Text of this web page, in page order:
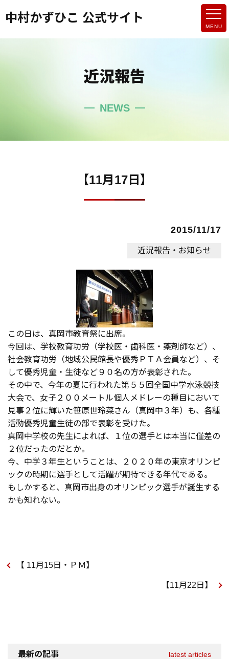
中村かずひこ 公式サイト
近況報告
NEWS
【11月17日】
2015/11/17
近況報告・お知らせ
この日は、真岡市教育祭に出席。
今回は、学校教育功労（学校医・歯科医・薬剤師など）、
社会教育功労（地域公民館長や優秀ＰＴＡ会員など）、そ
して優秀児童・生徒など９０名の方が表彰された。
その中で、今年の夏に行われた第５５回全国中学水泳競技
大会で、女子２００メートル個人メドレーの種目において
見事２位に輝いた笹原世玲菜さん（真岡中３年）も、各種
活動優秀児童生徒の部で表彰を受けた。
真岡中学校の先生によれば、１位の選手とは本当に僅差の
２位だったのだとか。
今、中学３年生ということは、２０２０年の東京オリンピ
ックの時期に選手として活躍が期待できる年代である。
もしかすると、真岡市出身のオリンピック選手が誕生する
かも知れない。
【 11月15日・ＰＭ】
【11月22日】
最新の記事 latest articles